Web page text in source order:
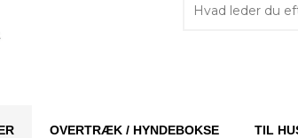
OVERTRÆK / HYNDEBOKSE TIL